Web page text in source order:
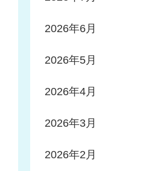
2026年6月
2026年5月
2026年4月
2026年3月
2026年2月